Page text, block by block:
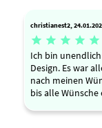
christianest2,
    
Ich bin
Design. Es war
nach meinen
bis alle